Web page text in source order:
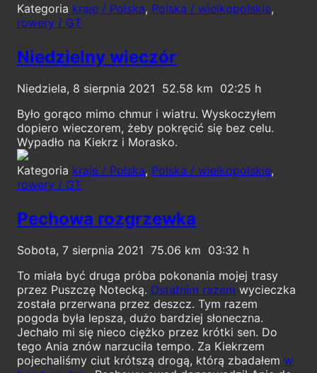
Kategoria kraje / Polska, Polska / wielkopolskie,
rowery / GT
Niedzielny wieczór
Niedziela, 8 sierpnia 2021 52.58
02:25
Było gorąco mimo chmur i wiatru. Wyskoczyłem
dopiero wieczorem, żeby pokręcić się bez celu.
Wypadło na Kiekrz i Morasko.
Kategoria kraje / Polska, Polska / wielkopolskie,
rowery / GT
Pechowa rozgrzewka
Sobota, 7 sierpnia 2021 75.06
03:32
To miała być druga próba pokonania mojej trasy
przez Puszczę Notecką. Ostatnim razem wycieczka
została przerwana przez deszcz. Tym razem
pogoda była lepsza, dużo bardziej słoneczna.
Jechało mi się nieco ciężko przez krótki sen. Do
tego Ania znów narzuciła tempo. Za Kiekrzem
pojechaliśmy ciut krótszą drogą, którą zbadałem w